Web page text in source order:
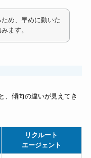
め、早めに動いた
ます。
、傾向の違いが見えてき
リクルート
エージェント